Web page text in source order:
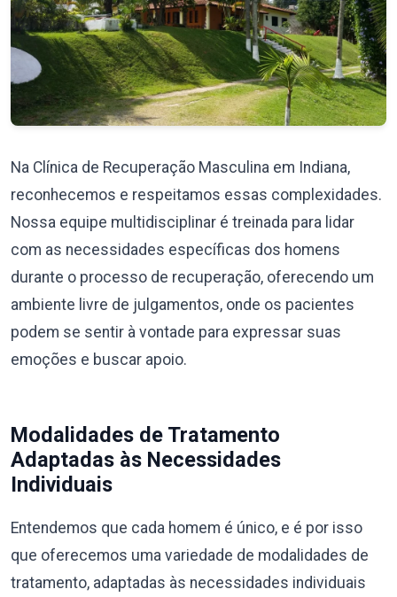
Na Clínica de Recuperação Masculina em Indiana,
reconhecemos e respeitamos essas complexidades.
Nossa equipe multidisciplinar é treinada para lidar
com as necessidades específicas dos homens
durante o processo de recuperação, oferecendo um
ambiente livre de julgamentos, onde os pacientes
podem se sentir à vontade para expressar suas
emoções e buscar apoio.
Modalidades de Tratamento
Adaptadas às Necessidades
Individuais
Entendemos que cada homem é único, e é por isso
que oferecemos uma variedade de modalidades de
tratamento, adaptadas às necessidades individuais